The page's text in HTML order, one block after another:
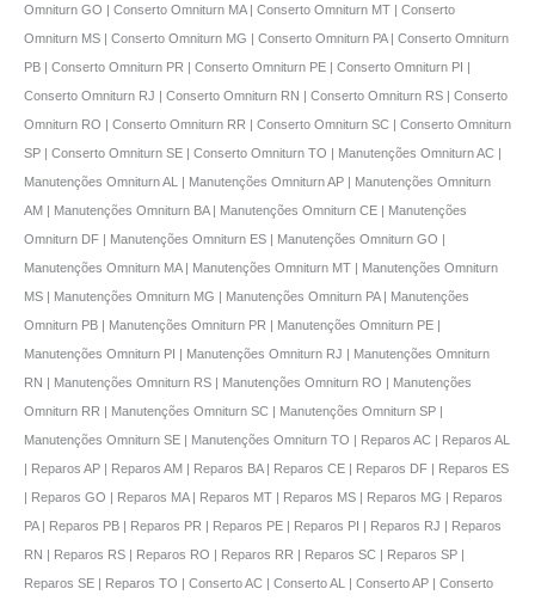
Omniturn GO | Conserto Omniturn MA | Conserto Omniturn MT | Conserto
Omniturn MS | Conserto Omniturn MG | Conserto Omniturn PA | Conserto Omniturn
PB | Conserto Omniturn PR | Conserto Omniturn PE | Conserto Omniturn PI |
Conserto Omniturn RJ | Conserto Omniturn RN | Conserto Omniturn RS | Conserto
Omniturn RO | Conserto Omniturn RR | Conserto Omniturn SC | Conserto Omniturn
SP | Conserto Omniturn SE | Conserto Omniturn TO | Manutenções Omniturn AC |
Manutenções Omniturn AL | Manutenções Omniturn AP | Manutenções Omniturn
AM | Manutenções Omniturn BA | Manutenções Omniturn CE | Manutenções
Omniturn DF | Manutenções Omniturn ES | Manutenções Omniturn GO |
Manutenções Omniturn MA | Manutenções Omniturn MT | Manutenções Omniturn
MS | Manutenções Omniturn MG | Manutenções Omniturn PA | Manutenções
Omniturn PB | Manutenções Omniturn PR | Manutenções Omniturn PE |
Manutenções Omniturn PI | Manutenções Omniturn RJ | Manutenções Omniturn
RN | Manutenções Omniturn RS | Manutenções Omniturn RO | Manutenções
Omniturn RR | Manutenções Omniturn SC | Manutenções Omniturn SP |
Manutenções Omniturn SE | Manutenções Omniturn TO | Reparos AC | Reparos AL
| Reparos AP | Reparos AM | Reparos BA | Reparos CE | Reparos DF | Reparos ES
| Reparos GO | Reparos MA | Reparos MT | Reparos MS | Reparos MG | Reparos
PA | Reparos PB | Reparos PR | Reparos PE | Reparos PI | Reparos RJ | Reparos
RN | Reparos RS | Reparos RO | Reparos RR | Reparos SC | Reparos SP |
Reparos SE | Reparos TO | Conserto AC | Conserto AL | Conserto AP | Conserto